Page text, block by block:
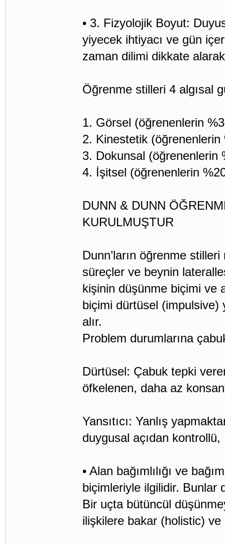
• 3. Fizyolojik Boyut:
yiyecek ihtiyacı ve gün
zaman dilimi dikkate
Öğrenme stilleri 4 algısal
1. Görsel (öğrenenlerin
2. Kinestetik (öğrenenlerin
3. Dokunsal (öğrenenlerin
4. İşitsel (öğrenenlerin
DUNN & DUNN
KURULMUŞTUR
Dunn’ların öğrenme
süreçler ve beynin
kişinin düşünme biçimi ve
biçimi dürtüsel (impulsive)
alır.
Problem durumlarına
Dürtüsel: Çabuk tepki
öfkelenen, daha az
Yansıtıcı: Yanlış
duygusal açıdan kontrollü,
• Alan bağımlılığı ve
biçimleriyle ilgilidir. Bunlar
Bir uçta bütüncül
ilişkilere bakar (holistic)